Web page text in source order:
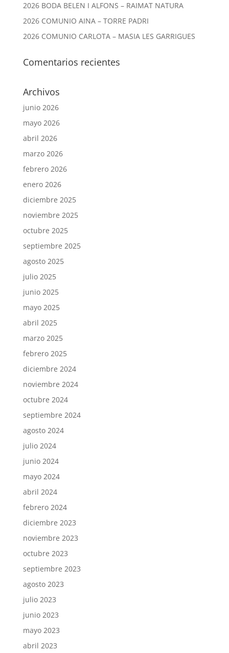
2026 BODA BELEN I ALFONS – RAIMAT NATURA
2026 COMUNIO AINA – TORRE PADRI
2026 COMUNIO CARLOTA – MASIA LES GARRIGUES
Comentarios recientes
Archivos
junio 2026
mayo 2026
abril 2026
marzo 2026
febrero 2026
enero 2026
diciembre 2025
noviembre 2025
octubre 2025
septiembre 2025
agosto 2025
julio 2025
junio 2025
mayo 2025
abril 2025
marzo 2025
febrero 2025
diciembre 2024
noviembre 2024
octubre 2024
septiembre 2024
agosto 2024
julio 2024
junio 2024
mayo 2024
abril 2024
febrero 2024
diciembre 2023
noviembre 2023
octubre 2023
septiembre 2023
agosto 2023
julio 2023
junio 2023
mayo 2023
abril 2023